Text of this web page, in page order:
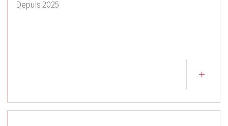
Depuis2025